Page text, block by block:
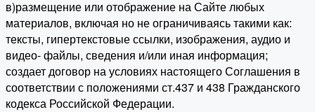
в)размещение или отображение на Сайте любых
материалов, включая но не ограничиваясь такими как:
тексты, гипертекстовые ссылки, изображения, аудио и
видео- файлы, сведения и/или иная информация;
создает договор на условиях настоящего Соглашения в
соответствии с положениями ст.437 и 438 Гражданского
кодекса Российской Федерации.